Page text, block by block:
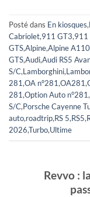
Posté dans En kiosques,
Cabriolet,911 GT3,911
GTS,Alpine,Alpine A110
GTS,Audi,Audi RS5
S/C,Lamborghini,
281,OA n°281,OA281,
281,Option Auto n°281,
S/C,Porsche Cayenne
auto,roadtrip,RS 5,RS5,
2026,Turbo,Ultime
Revvo :